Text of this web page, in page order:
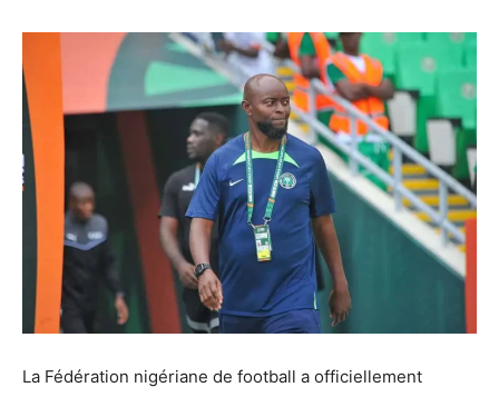
La Fédération nigériane de football a officiellement